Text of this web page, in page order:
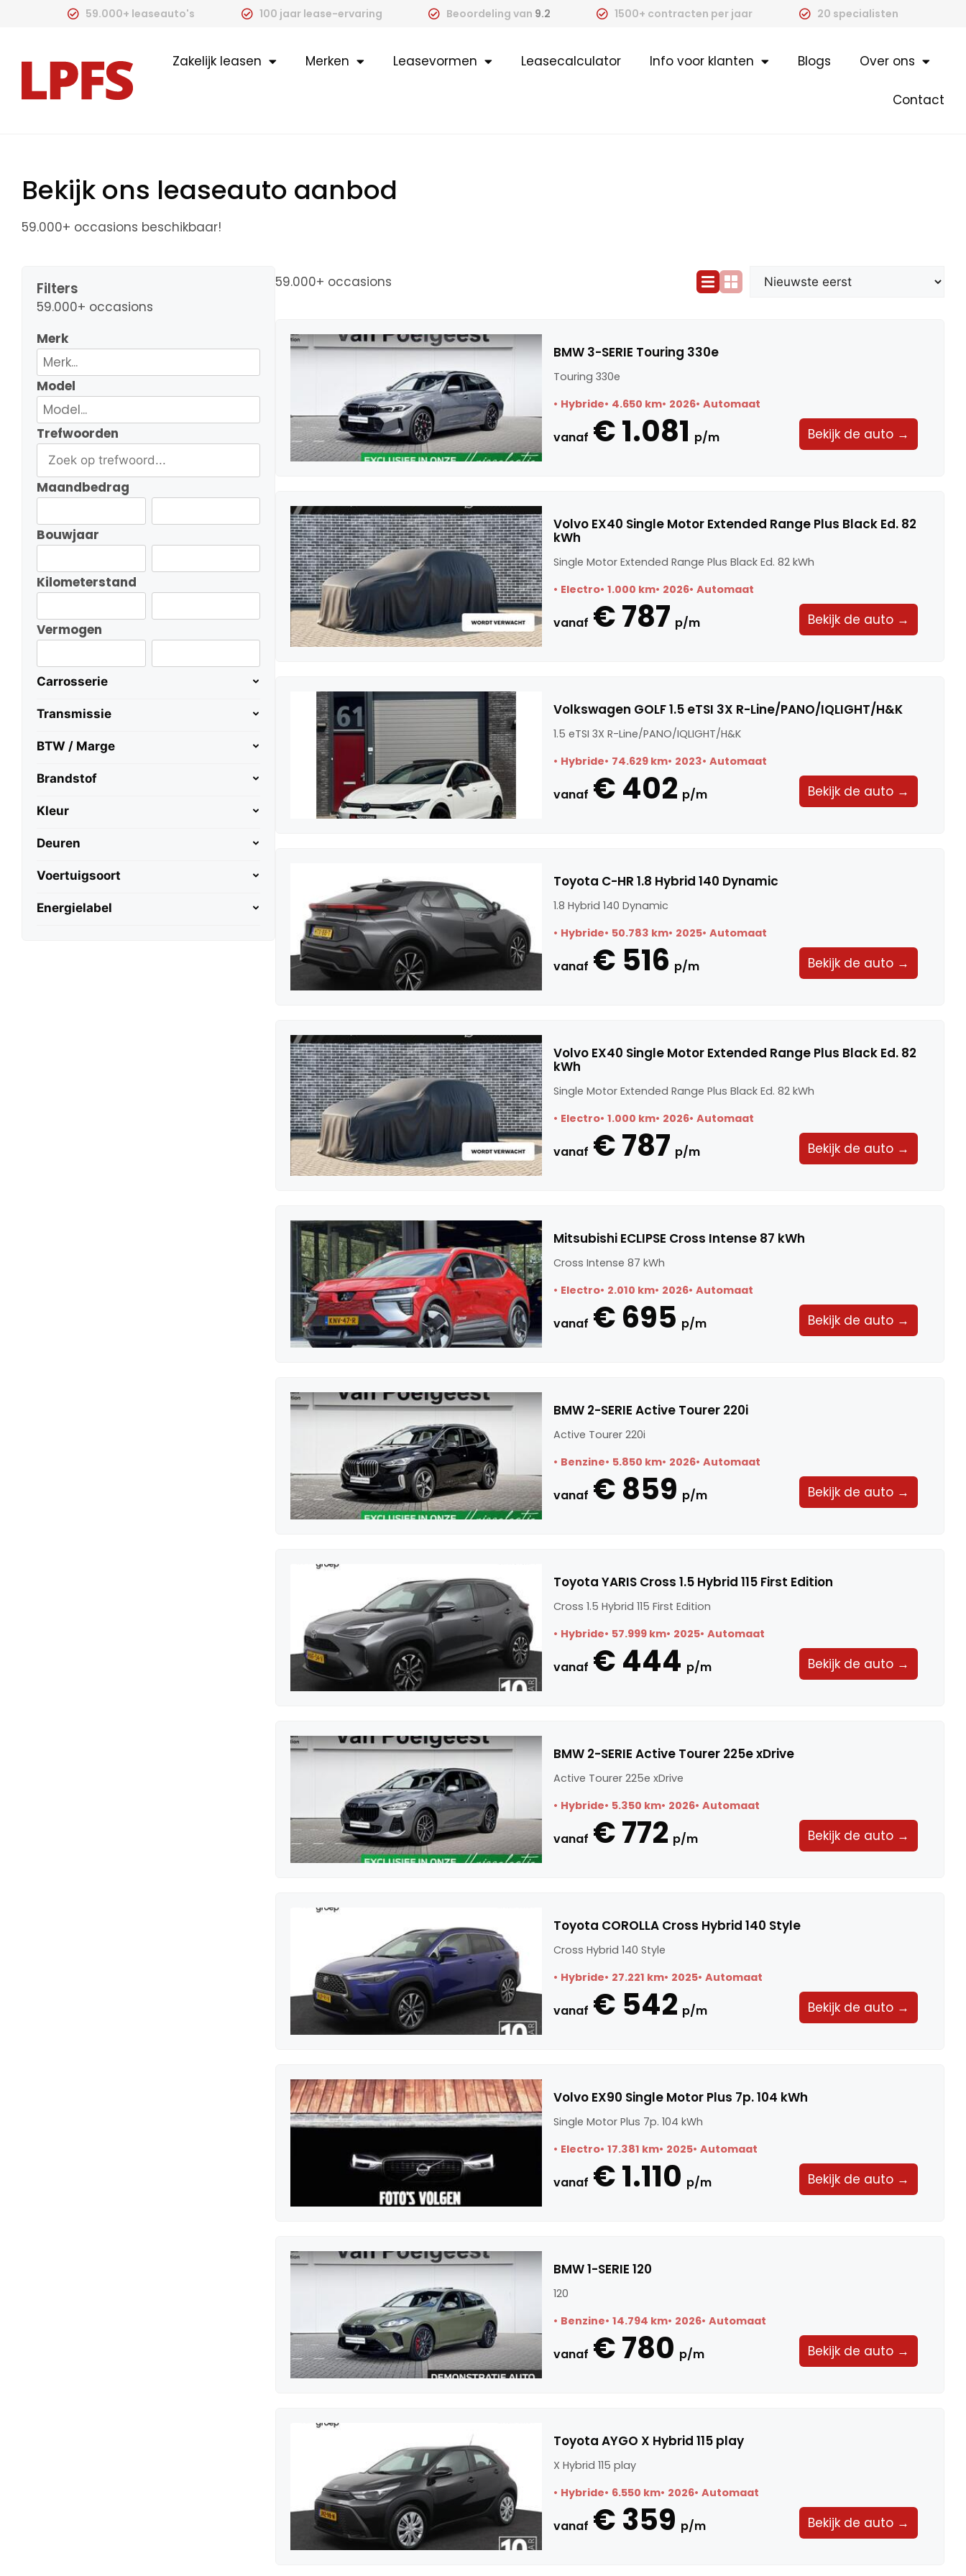
59.000+ leaseauto's 100 jaar lease-ervaring Beoordeling van 9.2 1500+ contracten per jaar 20 specialisten
Zakelijk leasen Merken Leasevormen Leasecalculator Info voor klanten Blogs Over ons
Contact
Bekijk ons leaseauto aanbod
59.000+ occasions beschikbaar!
Filters
59.000+ occasions
Merk
Model
Trefwoorden
Maandbedrag
Bouwjaar
Kilometerstand
Vermogen
Carrosserie
Transmissie
BTW / Marge
Brandstof
Kleur
Deuren
Voertuigsoort
Energielabel
59.000+ occasions
BMW 3-SERIE Touring 330e
Touring 330e
Hybride 4.650 km 2026 Automaat
vanaf € 1.081 p/m Bekijk de auto →
Volvo EX40 Single Motor Extended Range Plus Black Ed. 82
kWh
Single Motor Extended Range Plus Black Ed. 82 kWh
Electro 1.000 km 2026 Automaat
vanaf € 787 p/m Bekijk de auto →
Volkswagen GOLF 1.5 eTSI 3X R-Line/PANO/IQLIGHT/H&K
1.5 eTSI 3X R-Line/PANO/IQLIGHT/H&K
Hybride 74.629 km 2023 Automaat
vanaf € 402 p/m Bekijk de auto →
Toyota C-HR 1.8 Hybrid 140 Dynamic
1.8 Hybrid 140 Dynamic
Hybride 50.783 km 2025 Automaat
vanaf € 516 p/m Bekijk de auto →
Volvo EX40 Single Motor Extended Range Plus Black Ed. 82
kWh
Single Motor Extended Range Plus Black Ed. 82 kWh
Electro 1.000 km 2026 Automaat
vanaf € 787 p/m Bekijk de auto →
Mitsubishi ECLIPSE Cross Intense 87 kWh
Cross Intense 87 kWh
Electro 2.010 km 2026 Automaat
vanaf € 695 p/m Bekijk de auto →
BMW 2-SERIE Active Tourer 220i
Active Tourer 220i
Benzine 5.850 km 2026 Automaat
vanaf € 859 p/m Bekijk de auto →
Toyota YARIS Cross 1.5 Hybrid 115 First Edition
Cross 1.5 Hybrid 115 First Edition
Hybride 57.999 km 2025 Automaat
vanaf € 444 p/m Bekijk de auto →
BMW 2-SERIE Active Tourer 225e xDrive
Active Tourer 225e xDrive
Hybride 5.350 km 2026 Automaat
vanaf € 772 p/m Bekijk de auto →
Toyota COROLLA Cross Hybrid 140 Style
Cross Hybrid 140 Style
Hybride 27.221 km 2025 Automaat
vanaf € 542 p/m Bekijk de auto →
Volvo EX90 Single Motor Plus 7p. 104 kWh
Single Motor Plus 7p. 104 kWh
Electro 17.381 km 2025 Automaat
vanaf € 1.110 p/m Bekijk de auto →
BMW 1-SERIE 120
120
Benzine 14.794 km 2026 Automaat
vanaf € 780 p/m Bekijk de auto →
Toyota AYGO X Hybrid 115 play
X Hybrid 115 play
Hybride 6.550 km 2026 Automaat
vanaf € 359 p/m Bekijk de auto →